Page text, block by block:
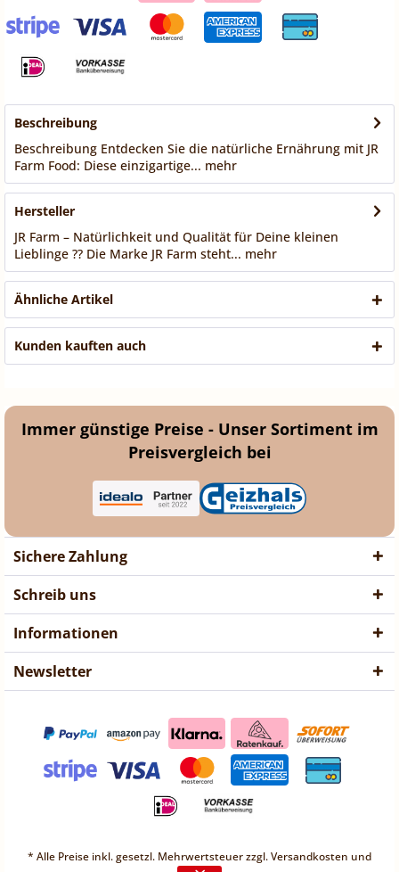
Vorübergehend sind keine
Beschreibung
Beschreibung Entdecken Sie die natürliche Ernährung mit JR
Farm Food: Diese einzigartige... mehr
Hersteller
JR Farm – Natürlichkeit und Qualität für Deine kleinen
Lieblinge ?? Die Marke JR Farm steht... mehr
Ähnliche Artikel
Kunden kauften auch
Immer günstige Preise - Unser Sortiment im
Preisvergleich bei
Sichere Zahlung
Schreib uns
Informationen
Newsletter
* Alle Preise inkl. gesetzl. Mehrwertsteuer zzgl.Versandkosten und